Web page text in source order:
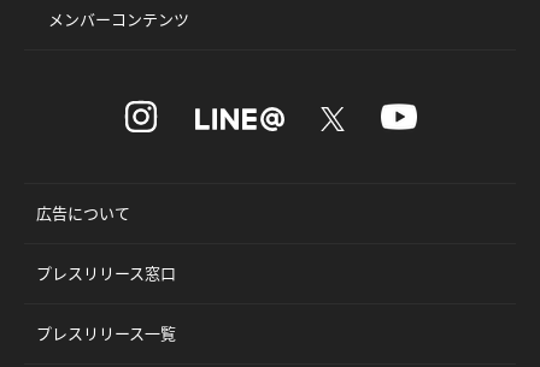
メンバーコンテンツ
広告について
プレスリリース窓口
プレスリリース一覧